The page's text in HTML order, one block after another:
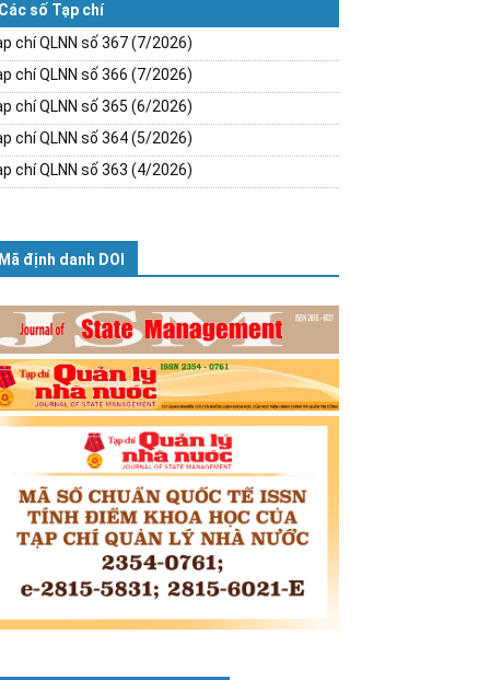
Các số Tạp chí
chí QLNN số 367 (7/2026)
chí QLNN số 366 (7/2026)
chí QLNN số 365 (6/2026)
chí QLNN số 364 (5/2026)
chí QLNN số 363 (4/2026)
Mã định danh DOI